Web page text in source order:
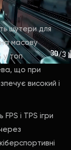
шутери для
масову
у топ
що при
високий і
і TPS ігри